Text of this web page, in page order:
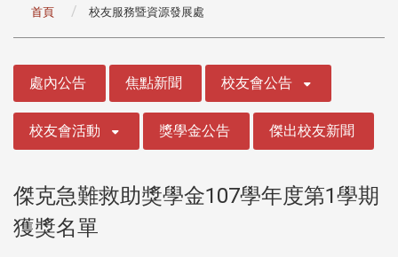
首頁 校友服務暨資源發展處
處內公告 焦點新聞 校友會公告
校友會活動 獎學金公告 傑出校友新聞
傑克急難救助獎學金107學年度第1學期
獲獎名單